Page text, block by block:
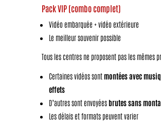
Pack VIP (combo complet)
Vidéo embarquée + vidéo extérieure
Le meilleur souvenir possible
Tous les centres ne proposent pas les mêmes
Certaines vidéos sontmontées avec
effets
D’autres sont envoyées brutes sans
Les délais et formats peuvent varier